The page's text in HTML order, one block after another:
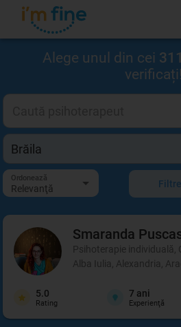
Alege unul din cei 311
verificați!
Ordonează
Relevanţă Filtre
Smaranda
Psihoterapie individuală,
Alba Iulia, Alexandria,
5.0
Rating
7 ani
Experienţă